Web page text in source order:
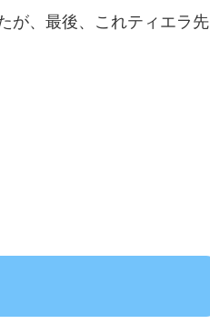
が、最後、これティエラ先